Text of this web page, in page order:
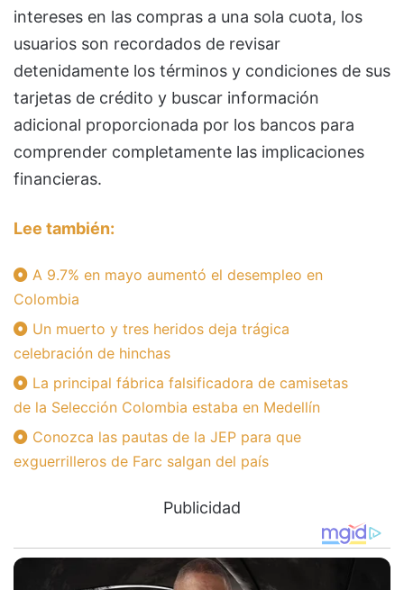
intereses en las compras a una sola cuota, los
usuarios son recordados de revisar
detenidamente los términos y condiciones de sus
tarjetas de crédito y buscar información
adicional proporcionada por los bancos para
comprender completamente las implicaciones
financieras.
Lee también:
A 9.7% en mayo aumentó el desempleo en
Colombia
Un muerto y tres heridos deja trágica
celebración de hinchas
La principal fábrica falsificadora de camisetas
de la Selección Colombia estaba en Medellín
Conozca las pautas de la JEP para que
exguerrilleros de Farc salgan del país
Publicidad